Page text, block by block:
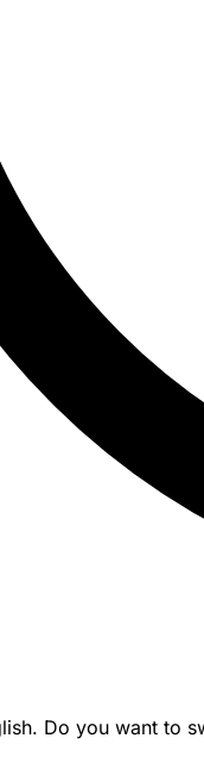
Do you want to